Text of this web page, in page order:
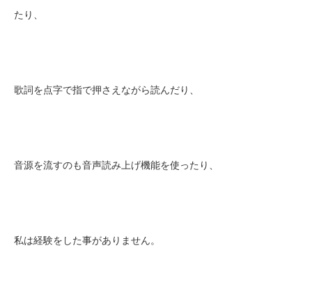
たり、
歌詞を点字で指で押さえながら読んだり、
音源を流すのも音声読み上げ機能を使ったり、
私は経験をした事がありません。